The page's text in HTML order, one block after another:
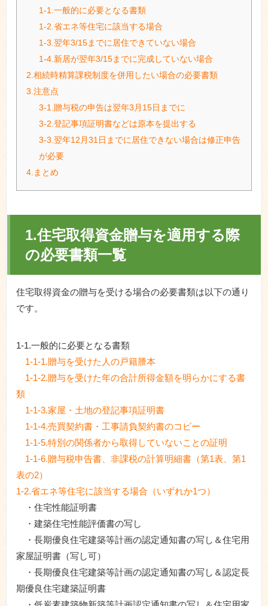
1-1.一般的に必要となる書類
1-2.省エネ等住宅に該当する場合
1-3.翌年3/15までに居住できていない場合
1-4.新居が翌年3/15までに完成していない場合
2.相続時精算課税制度を併用したい場合の必要書類
3.注意点
3-1.贈与税の申告は翌年3月15日までに
3-2.登記事項証明書などは原本を提出する
3-3.翌年12月31日までに居住できない場合は修正申告
が必要
4.まとめ
1.住宅取得資金贈与を適用する際
の必要書類一覧
住宅取得資金の贈与を受ける場合の必要書類は以下の通り
です。
1-1.一般的に必要となる書類
1-1-1.贈与を受けた人の戸籍謄本
1-1-2.贈与を受けた年の合計所得金額を明らかにする書
類
1-1-3.家屋・土地の登記事項証明書
1-1-4.売買契約書・工事請負契約書のコピー
1-1-5.特別の関係者から取得していないことの証明
1-1-6.贈与税申告書、非課税の計算明細書（第1表、第1
表の2）
1-2.省エネ等住宅に該当する場合（いずれか1つ）
・住宅性能証明書
・建築住宅性能評価書の写し
・長期優良住宅建築等計画の認定通知書の写し＆住宅用
家屋証明書（写し可）
・長期優良住宅建築等計画の認定通知書の写し＆認定長
期優良住宅建築証明書